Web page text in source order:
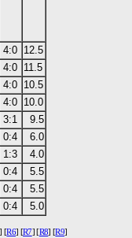
4:0 12.5
4:0 11.5
4:0 10.5
4:0 10.0
3:1
9.5
0:4
6.0
1:3
4.0
0:4
5.5
0:4
5.5
0:4 5.0
] [R6] [R7 R8 ] [R9